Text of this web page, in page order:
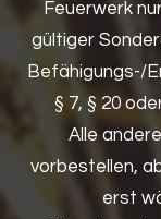
Feuerwerk
gültiger
Befähigungs-/
§ 7, § 20
Alle
vorbestellen,
erst